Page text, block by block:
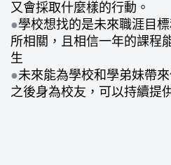
又會採取什麼樣的行動。
●學校想找的是未來職涯目
所相關，且相信一年的課程
生
●未來能為學校和學弟妹帶
之後身為校友，可以持續提